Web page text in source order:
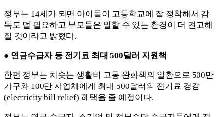
정부는 14세가 되면 아이들이 고등학교에 잘 정착해서 감
독도 덜 필요하고 부모들은 일할 수 있는 환경이 더 견고해
질 것이라고 밝혔다.
● 연금수급자 등 전기료 최대 500달러 지원책
한편 정부는 치솟는 생활비 고통 완화책의 일환으로 500만
가구와 100만 사업체에게 최대 500달러의 전기료 경감
(electricity bill relief) 혜택을 줄 예정이다.